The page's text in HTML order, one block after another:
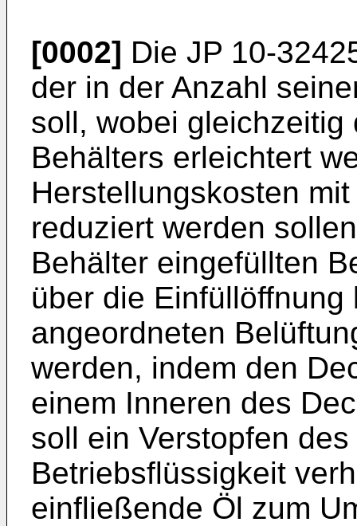
[0002] Die JP 10-
der in der Anzahl
soll, wobei
Behälters erleichtert
Herstellungskosten
reduziert werden
Behälter eingefüllten
über die
angeordneten
werden, indem den
einem Inneren des
soll ein Verstopfen
Betriebsflüssigkeit
einfließende Öl zum